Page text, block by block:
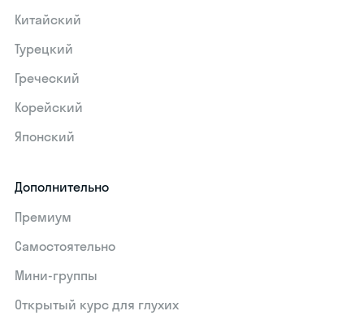
Китайский
Турецкий
Греческий
Корейский
Японский
Дополнительно
Премиум
Самостоятельно
Мини-группы
Открытый курс для глухих